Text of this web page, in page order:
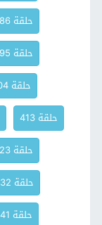
حلقة 386
حلقة 395
حلقة 404
حلقة 413
حلقة 423
حلقة 432
حلقة 441